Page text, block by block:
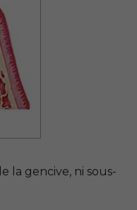
la gencive, ni sous-